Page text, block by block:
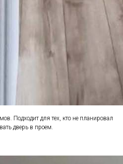
Подходит для тех, кто не планировал
дверь в проем.